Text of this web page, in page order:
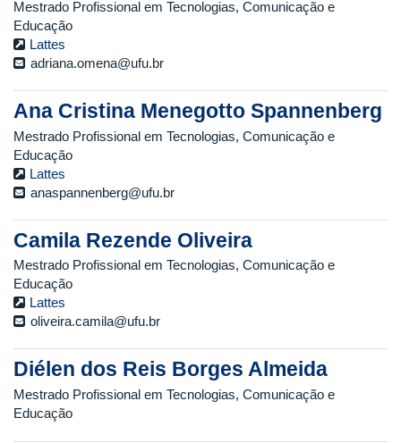
Mestrado Profissional em Tecnologias, Comunicação e
Educação
Lattes
adriana.omena@ufu.br
Ana Cristina Menegotto Spannenberg
Mestrado Profissional em Tecnologias, Comunicação e
Educação
Lattes
anaspannenberg@ufu.br
Camila Rezende Oliveira
Mestrado Profissional em Tecnologias, Comunicação e
Educação
Lattes
oliveira.camila@ufu.br
Diélen dos Reis Borges Almeida
Mestrado Profissional em Tecnologias, Comunicação e
Educação